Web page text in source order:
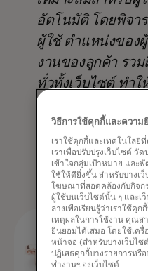
อัตโนมัติ โดยพิจา
ผู้ใช้ ตำแหน่งของ
งานของลูกค้า รว
ทั่วทั้งเว็บไซต์ ทำ
ผลลัพธ์ แต่ยังช่วย
Nadav Yekutiel,
วิธีการใช้คุกกี้และควา
เราใช้คุกกี้และเทคโนโล
เราเพื่อปรับปรุงเว็บไซต์
เข้าใจกลุ่มเป้าหมาย และ
ใช้ให้ดียิ่งขึ้น สำหรับบางเว็
โฆษณาที่สอดคล้องกับกิจก
ผู้ใช้บนเว็บไซต์นั้น ๆ และ
ล่างเพื่อเรียนรู้ว่าเราใช้คุก
เหตุผลในการใช้งาน คุณส
ยินยอมได้เสมอ โดยใช้เค
หน้าจอ (สำหรับบางเว็บไซ
ปฏิเสธคุกกี้บางรายการหรื
ทำงานของเว็บไซต์